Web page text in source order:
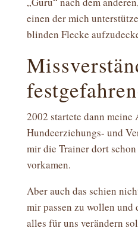
einen der mich
blinden Flecke
2002 startete dann
Hundeerziehungs- und
mir die Trainer dort
vorkamen.
Aber auch das schien
mir passen zu wollen und
alles für uns verändern